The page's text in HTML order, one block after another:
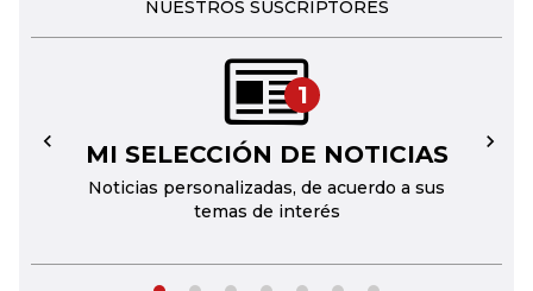
NUESTROS SUSCRIPTORES
1
MI SELECCIÓN DE NOTICIAS
Noticias personalizadas, de acuerdo a sus
temas de interés
← →